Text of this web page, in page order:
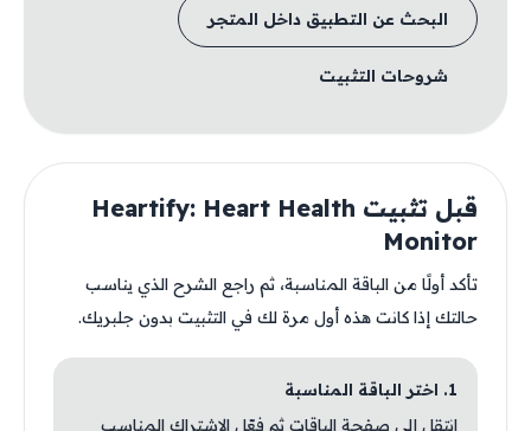
البحث عن التطبيق داخل المتجر
شروحات التثبيت
قبل تثبيت Heartify: Heart Health
Monitor
تأكد أولًا من الباقة المناسبة، ثم راجع الشرح الذي يناسب
حالتك إذا كانت هذه أول مرة لك في التثبيت بدون جلبريك.
1. اختر الباقة المناسبة
انتقل إلى صفحة الباقات ثم فعّل الاشتراك المناسب